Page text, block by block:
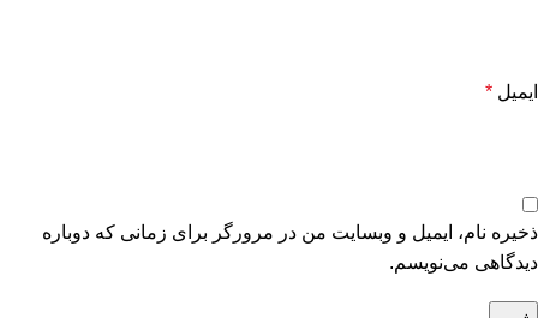
ایمیل *
ذخیره نام، ایمیل و وبسایت من در مرورگر برای زمانی که دوباره
دیدگاهی می‌نویسم.